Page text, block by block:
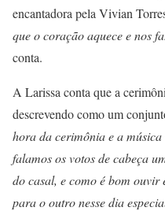
encantadora pela Vivian
que o coração aquece e nos
conta.
A Larissa conta que a
descrevendo como um
hora da cerimônia e a
falamos os votos de cabeça
do casal, e como é bom ouvir
para o outro nesse dia